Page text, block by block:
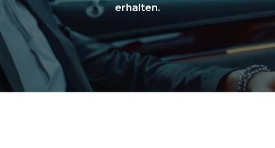
erhalten.